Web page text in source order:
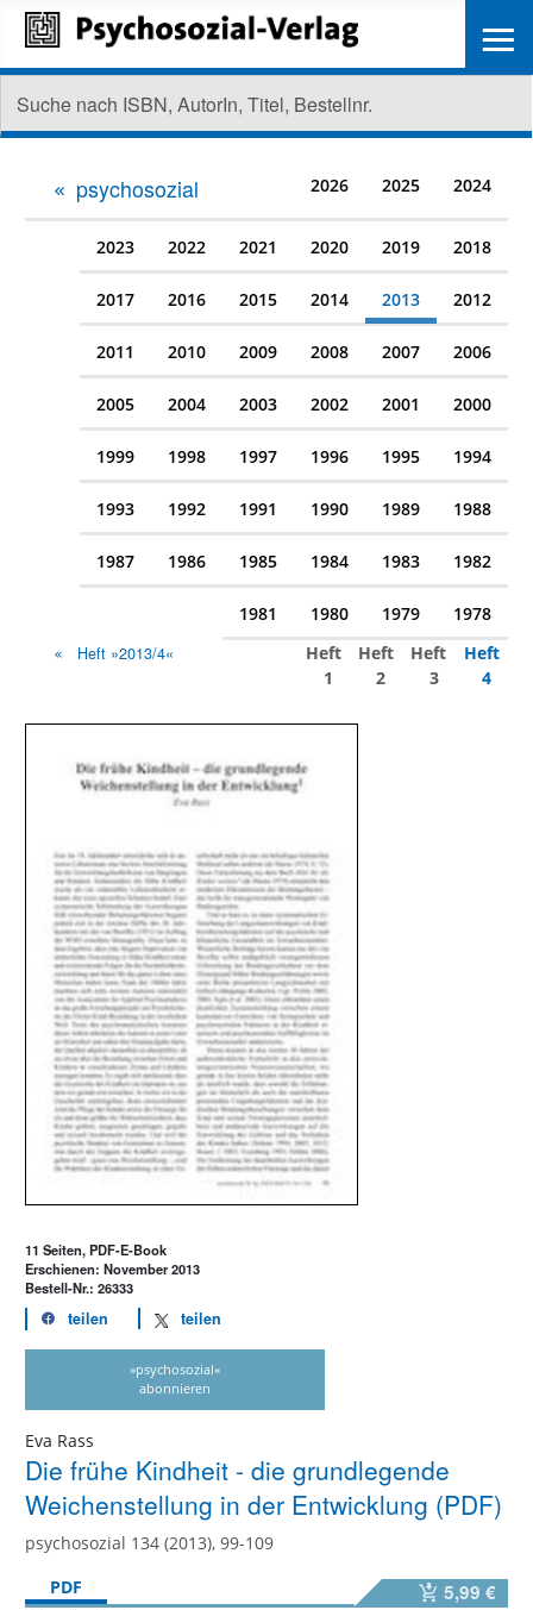
psychosozial 2026 2025 2024
2023 2022 2021 2020 2019 2018
2017 2016 2015 2014 2013 2012
2011 2010 2009 2008 2007 2006
2005 2004 2003 2002 2001 2000
1999 1998 1997 1996 1995 1994
1993 1992 1991 1990 1989 1988
1987 1986 1985 1984 1983 1982
1981 1980 1979 1978
Heft »2013/4«
Heft
1
Heft
2
Heft
3
Heft
4
11 Seiten, PDF-E-Book
Erschienen: November 2013
Bestell-Nr.: 26333
teilen teilen
»psychosozial«
abonnieren
Eva Rass
Die frühe Kindheit - die grundlegende
Weichenstellung in der Entwicklung (PDF)
psychosozial 134 (2013), 99-109
PDF
5,99 €
≡